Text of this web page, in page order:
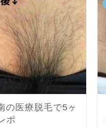
の医療脱毛で5ヶ
ポ